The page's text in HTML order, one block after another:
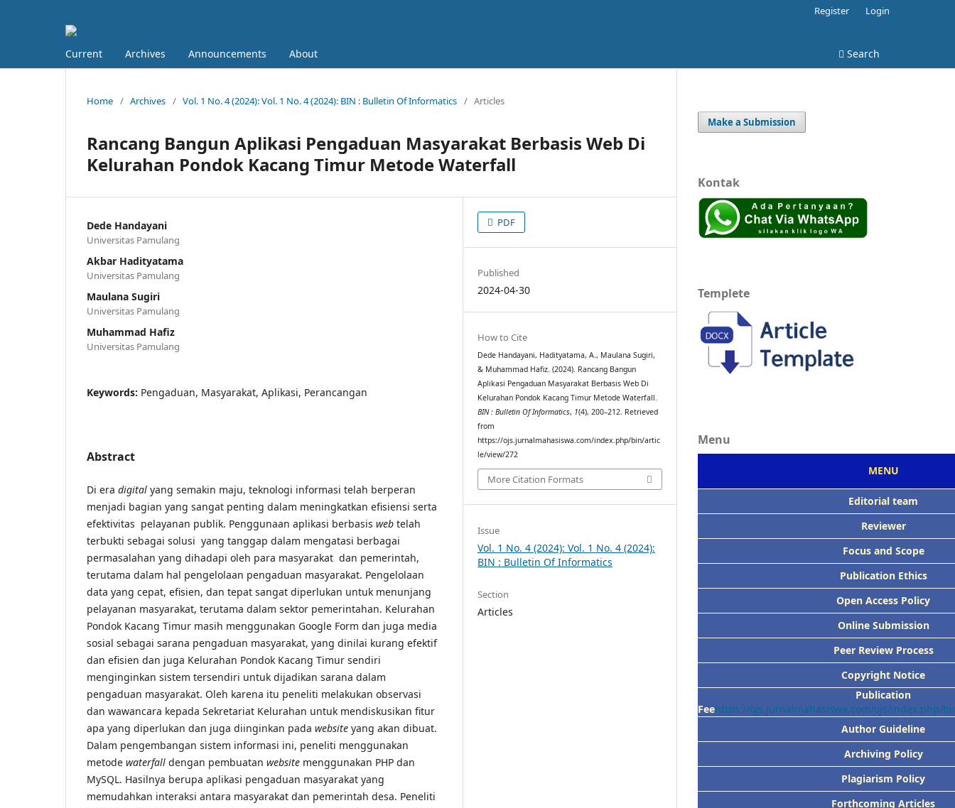
Current Archives Announcements About Search
Register Login
Home / Archives / Vol. 1 No. 4 (2024): Vol. 1 No. 4 (2024): BIN : Bulletin Of Informatics / Articles
Rancang Bangun Aplikasi Pengaduan Masyarakat Berbasis Web Di
Kelurahan Pondok Kacang Timur Metode Waterfall
Dede Handayani
Universitas Pamulang
Akbar Hadityatama
Universitas Pamulang
Maulana Sugiri
Universitas Pamulang
Muhammad Hafiz
Universitas Pamulang
Keywords: Pengaduan, Masyarakat, Aplikasi, Perancangan
Abstract
Di era digital yang semakin maju, teknologi informasi telah berperan
menjadi bagian yang sangat penting dalam meningkatkan efisiensi serta
efektivitas pelayanan publik. Penggunaan aplikasi berbasis web telah
terbukti sebagai solusi yang tanggap dalam mengatasi berbagai
permasalahan yang dihadapi oleh para masyarakat dan pemerintah,
terutama dalam hal pengelolaan pengaduan masyarakat. Pengelolaan
data yang cepat, efisien, dan tepat sangat diperlukan untuk menunjang
pelayanan masyarakat, terutama dalam sektor pemerintahan. Kelurahan
Pondok Kacang Timur masih menggunakan Google Form dan juga media
sosial sebagai sarana pengaduan masyarakat, yang dinilai kurang efektif
dan efisien dan juga Kelurahan Pondok Kacang Timur sendiri
menginginkan sistem tersendiri untuk dijadikan sarana dalam
pengaduan masyarakat. Oleh karena itu peneliti melakukan observasi
dan wawancara kepada Sekretariat Kelurahan untuk mendiskusikan fitur
apa yang diperlukan dan juga diinginkan pada website yang akan dibuat.
Dalam pengembangan sistem informasi ini, peneliti menggunakan
metode waterfall dengan pembuatan website menggunakan PHP dan
MySQL. Hasilnya berupa aplikasi pengaduan masyarakat yang
memudahkan interaksi antara masyarakat dan pemerintah desa. Peneliti
PDF
Published
2024-04-30
How to Cite
Dede Handayani, Hadityatama, A., Maulana Sugiri,
& Muhammad Hafiz. (2024). Rancang Bangun
Aplikasi Pengaduan Masyarakat Berbasis Web Di
Kelurahan Pondok Kacang Timur Metode Waterfall.
BIN : Bulletin Of Informatics, 1(4), 200–212. Retrieved
from
https://ojs.jurnalmahasiswa.com/index.php/bin/artic
le/view/272
More Citation Formats
Issue
Vol. 1 No. 4 (2024): Vol. 1 No. 4 (2024):
BIN : Bulletin Of Informatics
Section
Articles
Make a Submission
Kontak
Templete
Menu
MENU
Editorial team
Reviewer
Focus and Scope
Publication Ethics
Open Access Policy
Online Submission
Peer Review Process
Copyright Notice
Publication
Feehttps://ojs.jurnalmahasiswa.com/ojs/index.php/
Author Guideline
Archiving Policy
Plagiarism Policy
Forthcoming Articles